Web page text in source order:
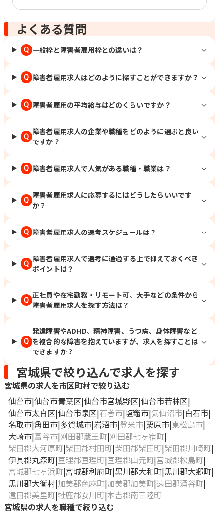
よくある質問
Q 一般枠と障害者雇用枠との違いは？
Q 障害者雇用求人はどのように探すことができますか？
Q 障害者雇用の平均給与はどのくらいですか？
Q
障害者雇用求人の企業や職種をどのように選ぶと良い
ですか？
Q 障害者雇用求人で人気がある職種・職業は？
Q
障害者雇用求人に応募するにはどうしたらいいです
か？
Q 障害者雇用求人の選考スケジュールは？
Q
障害者雇用求人で選考に通過する上で抑えておくべき
ポイントは？
Q
正社員や在宅勤務・リモート可、大手などの条件から
障害者雇用求人を探す方法は？
Q
発達障害やADHD、精神障害、うつ病、身体障害など
を複合的な障害を抱えていますが、求人を探すことは
できますか？
宮城県で絞り込んで求人を探す
宮城県の求人を市区町村で絞り込む
仙台市 仙台市青葉区 仙台市宮城野区 仙台市若林区
仙台市太白区 仙台市泉区 石巻市 塩竈市 気仙沼市 白石市
名取市 角田市 多賀城市 岩沼市 登米市 栗原市 東松島市
大崎市 富谷市 刈田郡蔵王町 刈田郡七ヶ宿町
柴田郡大河原町 柴田郡村田町 柴田郡柴田町 柴田郡川崎町
伊具郡丸森町 亘理郡亘理町 亘理郡山元町 宮城郡松島町
宮城郡七ヶ浜町 宮城郡利府町 黒川郡大和町 黒川郡大郷町
黒川郡大衡村 加美郡色麻町 加美郡加美町 遠田郡涌谷町
遠田郡美里町 牡鹿郡女川町 本吉郡南三陸町
宮城県の求人を職種で絞り込む